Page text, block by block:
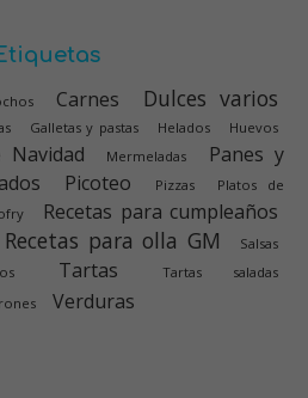
Carnes Dulces varios
Galletas y pastas Helados Huevos
Navidad Mermeladas
Panes y
Picoteo Pizzas
Platos de
Recetas para cumpleaños
Recetas para olla GM
Salsas
Tartas Tartas saladas
Verduras